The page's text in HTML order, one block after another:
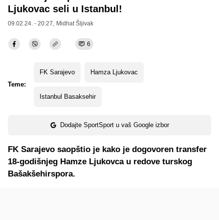
Ljukovac seli u Istanbul!
09.02.24. - 20:27, Midhat Šljivak
6
Teme:
FK Sarajevo Hamza Ljukovac
Istanbul Basaksehir
Dodajte SportSport u vaš Google izbor
FK Sarajevo saopštio je kako je dogovoren transfer
18-godišnjeg Hamze Ljukovca u redove turskog
Bašakšehirspora.